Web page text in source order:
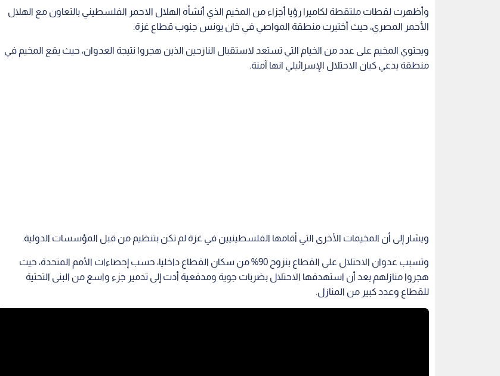
وأظهرت لقطات ملتقطة لكاميرا رؤيا أجزاء من المخيم الذي أنشأه الهلال الاحمر الفلسطيني بالتعاون مع الهلال
الأحمر المصري، حيث أختيرت منطقة المواصي في خان يونس جنوب قطاع غزة.
ويحتوي المخيم على عدد من الخيام التي تستعد لاستقبال النازحين الذين هجروا نتيجة العدوان، حيث يقع المخيم في
منطقة يدعي كيان الاحتلال الإسرائيلي انها آمنة.
ويشار إلى أن المخيمات الأخرى التي أقامها الفلسطينيين في غزة لم تكن بتنظيم من قبل المؤسسات الدولية.
وتسبب عدوان الاحتلال على القطاع بنزوح 90% من سكان القطاع داخليا، حسب إحصاءات الأمم المتحدة، حيث
هجروا منازلهم بعد أن استهدفها الاحتلال بضربات جوية ومدفعية أدت إلى تدمير جزء واسع من البنى التحتية
للقطاع وعدد كبير من المنازل.